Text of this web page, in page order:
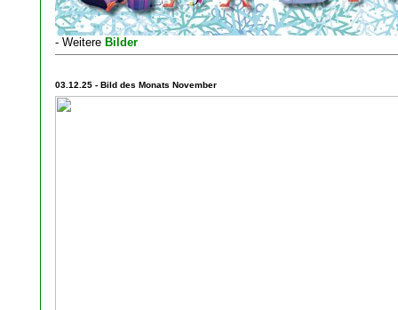
- Weitere Bilder
03.12.25 - Bild des Monats November